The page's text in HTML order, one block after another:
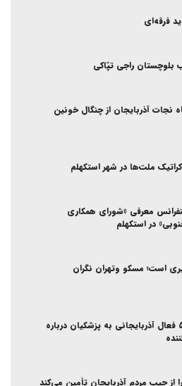
فرقه‌ای
بلوچستان راجی تپّاکی
نجات آذربایجان از چنگال خونین
ملت‌ها در شهر استکهلم
معرفی «شورای همکاری
در استکهلم
است؛ مسکو وتهران نگران
نامه سرگشاده بیش از ۵۰۰ فعال آذربایجانی به پزشکیان درباره
جیب مردم آذربایجان تأمین می‌کند